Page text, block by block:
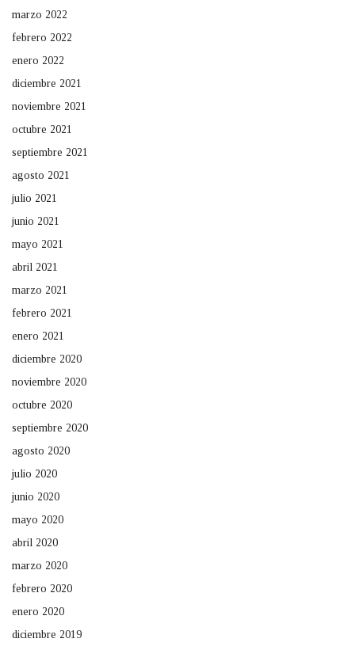
marzo 2022
febrero 2022
enero 2022
diciembre 2021
noviembre 2021
octubre 2021
septiembre 2021
agosto 2021
julio 2021
junio 2021
mayo 2021
abril 2021
marzo 2021
febrero 2021
enero 2021
diciembre 2020
noviembre 2020
octubre 2020
septiembre 2020
agosto 2020
julio 2020
junio 2020
mayo 2020
abril 2020
marzo 2020
febrero 2020
enero 2020
diciembre 2019